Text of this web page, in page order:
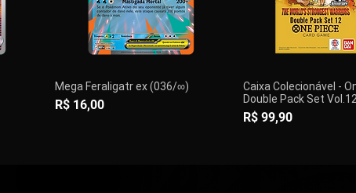
Mega Feraligatr ex (036/∞)
Preço
R$ 16,00
Caixa Colecionável -
Double Pack Set
Preço
R$ 99,90